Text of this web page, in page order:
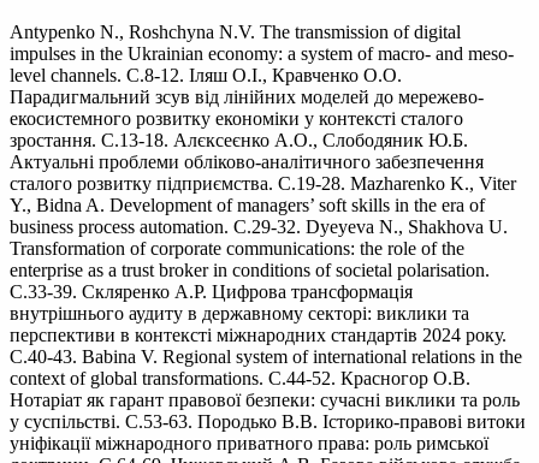
Antypenko N., Roshchyna N.V. The transmission of digital
impulses in the Ukrainian economy: a system of macro- and meso-
level channels. С.8-12. Іляш О.І., Кравченко О.О.
Парадигмальний зсув від лінійних моделей до мережево-
екосистемного розвитку економіки у контексті сталого
зростання. С.13-18. Алєксеєнко А.О., Слободяник Ю.Б.
Актуальні проблеми обліково-аналітичного забезпечення
сталого розвитку підприємства. С.19-28. Mazharenko K., Viter
Y., Bidna A. Development of managers’ soft skills in the era of
business process automation. С.29-32. Dyeyeva N., Shakhova U.
Transformation of corporate communications: the role of the
enterprise as a trust broker in conditions of societal polarisation.
С.33-39. Скляренко А.Р. Цифрова трансформація
внутрішнього аудиту в державному секторі: виклики та
перспективи в контексті міжнародних стандартів 2024 року.
С.40-43. Babina V. Regional system of international relations in the
context of global transformations. С.44-52. Красногор О.В.
Нотаріат як гарант правової безпеки: сучасні виклики та роль
у суспільстві. С.53-63. Породько В.В. Історико-правові витоки
уніфікації міжнародного приватного права: роль римської